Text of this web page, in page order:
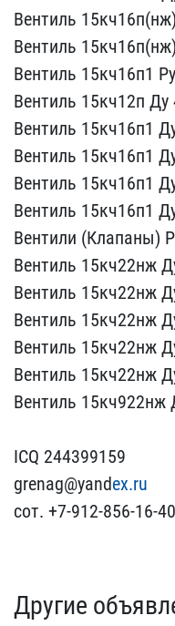
Вентиль
Ве​нтиль
Вентиль 15​кч16п1
Вентиль 15к​ч12п
В​ентиль 15кч16п1
Вентиль 15кч1​6п1
В​ентиль 15кч16п1
Вентиль 15кч1​6п1
Ве​нтили (Клапаны)
Ве​нтиль 15кч22нж
Вентиль 15кч22н​ж
Вент​иль 15кч22нж
Вентиль 15кч22нж
Вен​тиль 15кч22нж
Вентиль 15кч9​22нж
I​CQ 244399159
grenag@yand​ex.ru
сот. +7-912-856-16​-
Другие